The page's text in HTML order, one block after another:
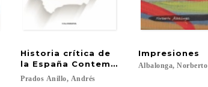
Historia crítica de
la España Contemporánea
Prados Anillo, Andrés
Impresiones
Albalonga, Norberto